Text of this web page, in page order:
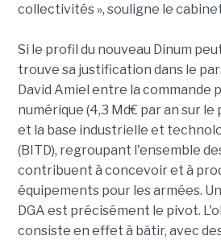
collectivités », souligne le
Si le profil du nouveau Dinum
trouve sa justification dans le
David Amiel entre la commande
numérique (4,3 Md€ par an sur
et la base industrielle et
(BITD), regroupant l'ensemble
contribuent à concevoir et à
équipements pour les armées.
DGA est précisément le pivot.
consiste en effet à bâtir, avec